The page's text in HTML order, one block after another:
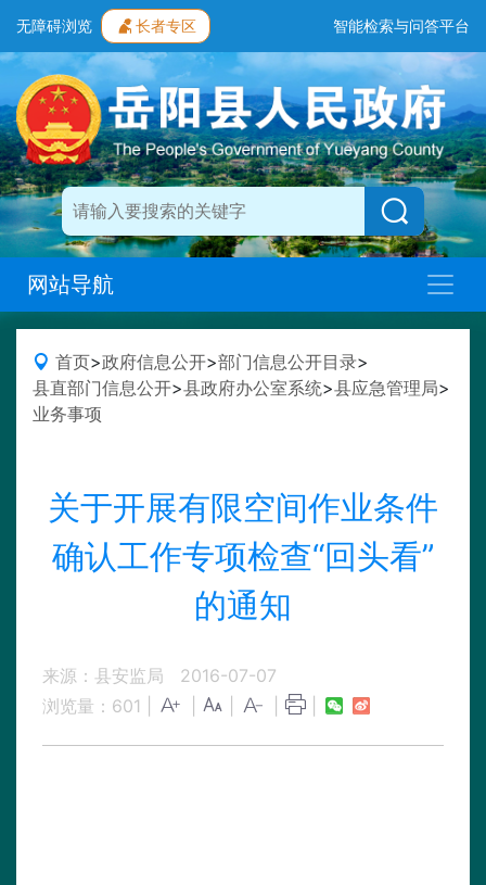
无障碍浏览 长者专区 智能检索与问答平台
网站导航
首页>政府信息公开>部门信息公开目录>
县直部门信息公开>县政府办公室系统>县应急管理局>
业务事项
关于开展有限空间作业条件
确认工作专项检查“回头看”
的通知
来源：县安监局
2016-07-07
浏览量： 601